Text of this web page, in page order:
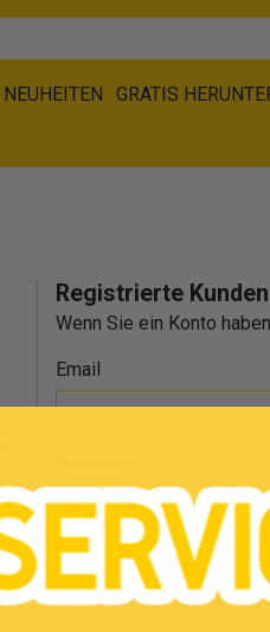
NEUHEITEN
GRATIS
Registrierte Kunden
Wenn Sie ein Konto
Email
ANMELDEN